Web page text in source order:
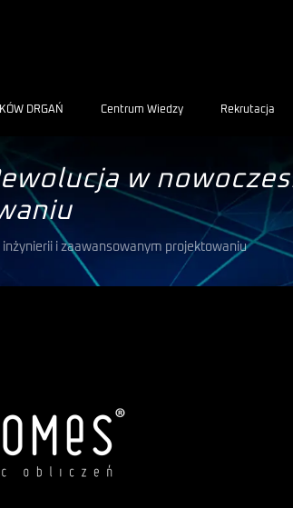
DRGAŃ Centrum Wiedzy Rekrutacja
w
i zaawansowanym projektowaniu